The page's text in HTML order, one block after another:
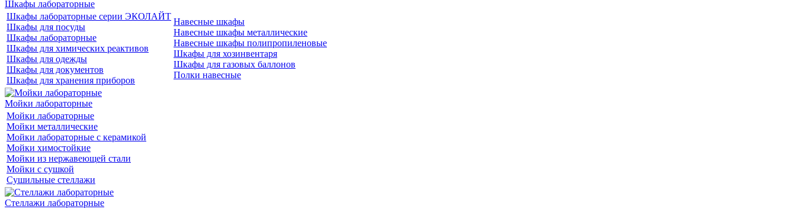
Шкафы лабораторные
Шкафы лабораторные серии ЭКОЛАЙТ
Шкафы для посуды
Шкафы лабораторные
Шкафы для химических реактивов
Шкафы для одежды
Шкафы для документов
Шкафы для хранения приборов
Навесные шкафы
Навесные шкафы металлические
Навесные шкафы полипропиленовые
Шкафы для хозинвентаря
Шкафы для газовых баллонов
Полки навесные
Мойки лабораторные
Мойки лабораторные
Мойки металлические
Мойки лабораторные с керамикой
Мойки химостойкие
Мойки из нержавеющей стали
Мойки с сушкой
Сушильные стеллажи
Стеллажи лабораторные